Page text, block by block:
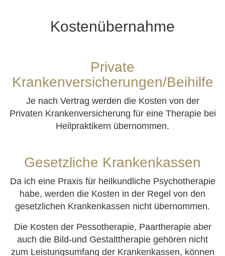
Kostenübernahme
Private
Krankenversicherungen/Beihilfe
Je nach Vertrag werden die Kosten von der
Privaten Krankenversicherung für eine Therapie bei
Heilpraktikern übernommen.
Gesetzliche Krankenkassen
Da ich eine Praxis für heilkundliche Psychotherapie
habe, werden die Kosten in der Regel von den
gesetzlichen Krankenkassen nicht übernommen.
Die Kosten der Pessotherapie, Paartherapie aber
auch die Bild-und Gestalttherapie gehören nicht
zum Leistungsumfang der Krankenkassen, können